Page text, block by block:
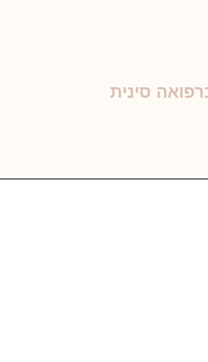
סינית